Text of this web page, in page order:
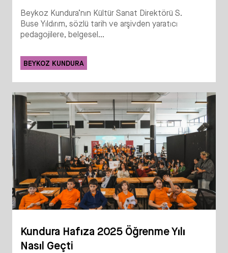
Beykoz Kundura’nın Kültür Sanat Direktörü S.
Buse Yıldırım, sözlü tarih ve arşivden yaratıcı
pedagojilere, belgesel...
BEYKOZ KUNDURA
Kundura Hafıza 2025 Öğrenme Yılı
Nasıl Geçti